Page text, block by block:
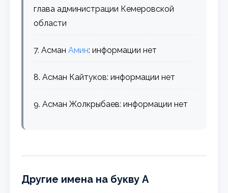
глава администрации Кемеровской
области
7. АсманАмин: информации нет
8. Асман Кайтуков: информации нет
9. Асман Жолкрыбаев: информации нет
Другие имена на букву А